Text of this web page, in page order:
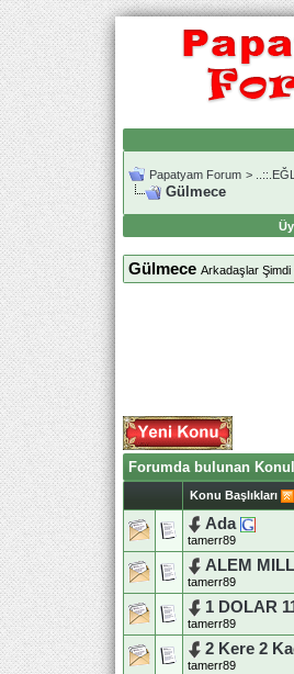
Papatyam Forum >
Gülmece
Gülmece Arkadaşlar Şimdi
Forumda bulunan
Konu Başlıkları
Ada
tamerr89
ALEM
tamerr89
1 DOLAR
tamerr89
2 Kere 2
tamerr89